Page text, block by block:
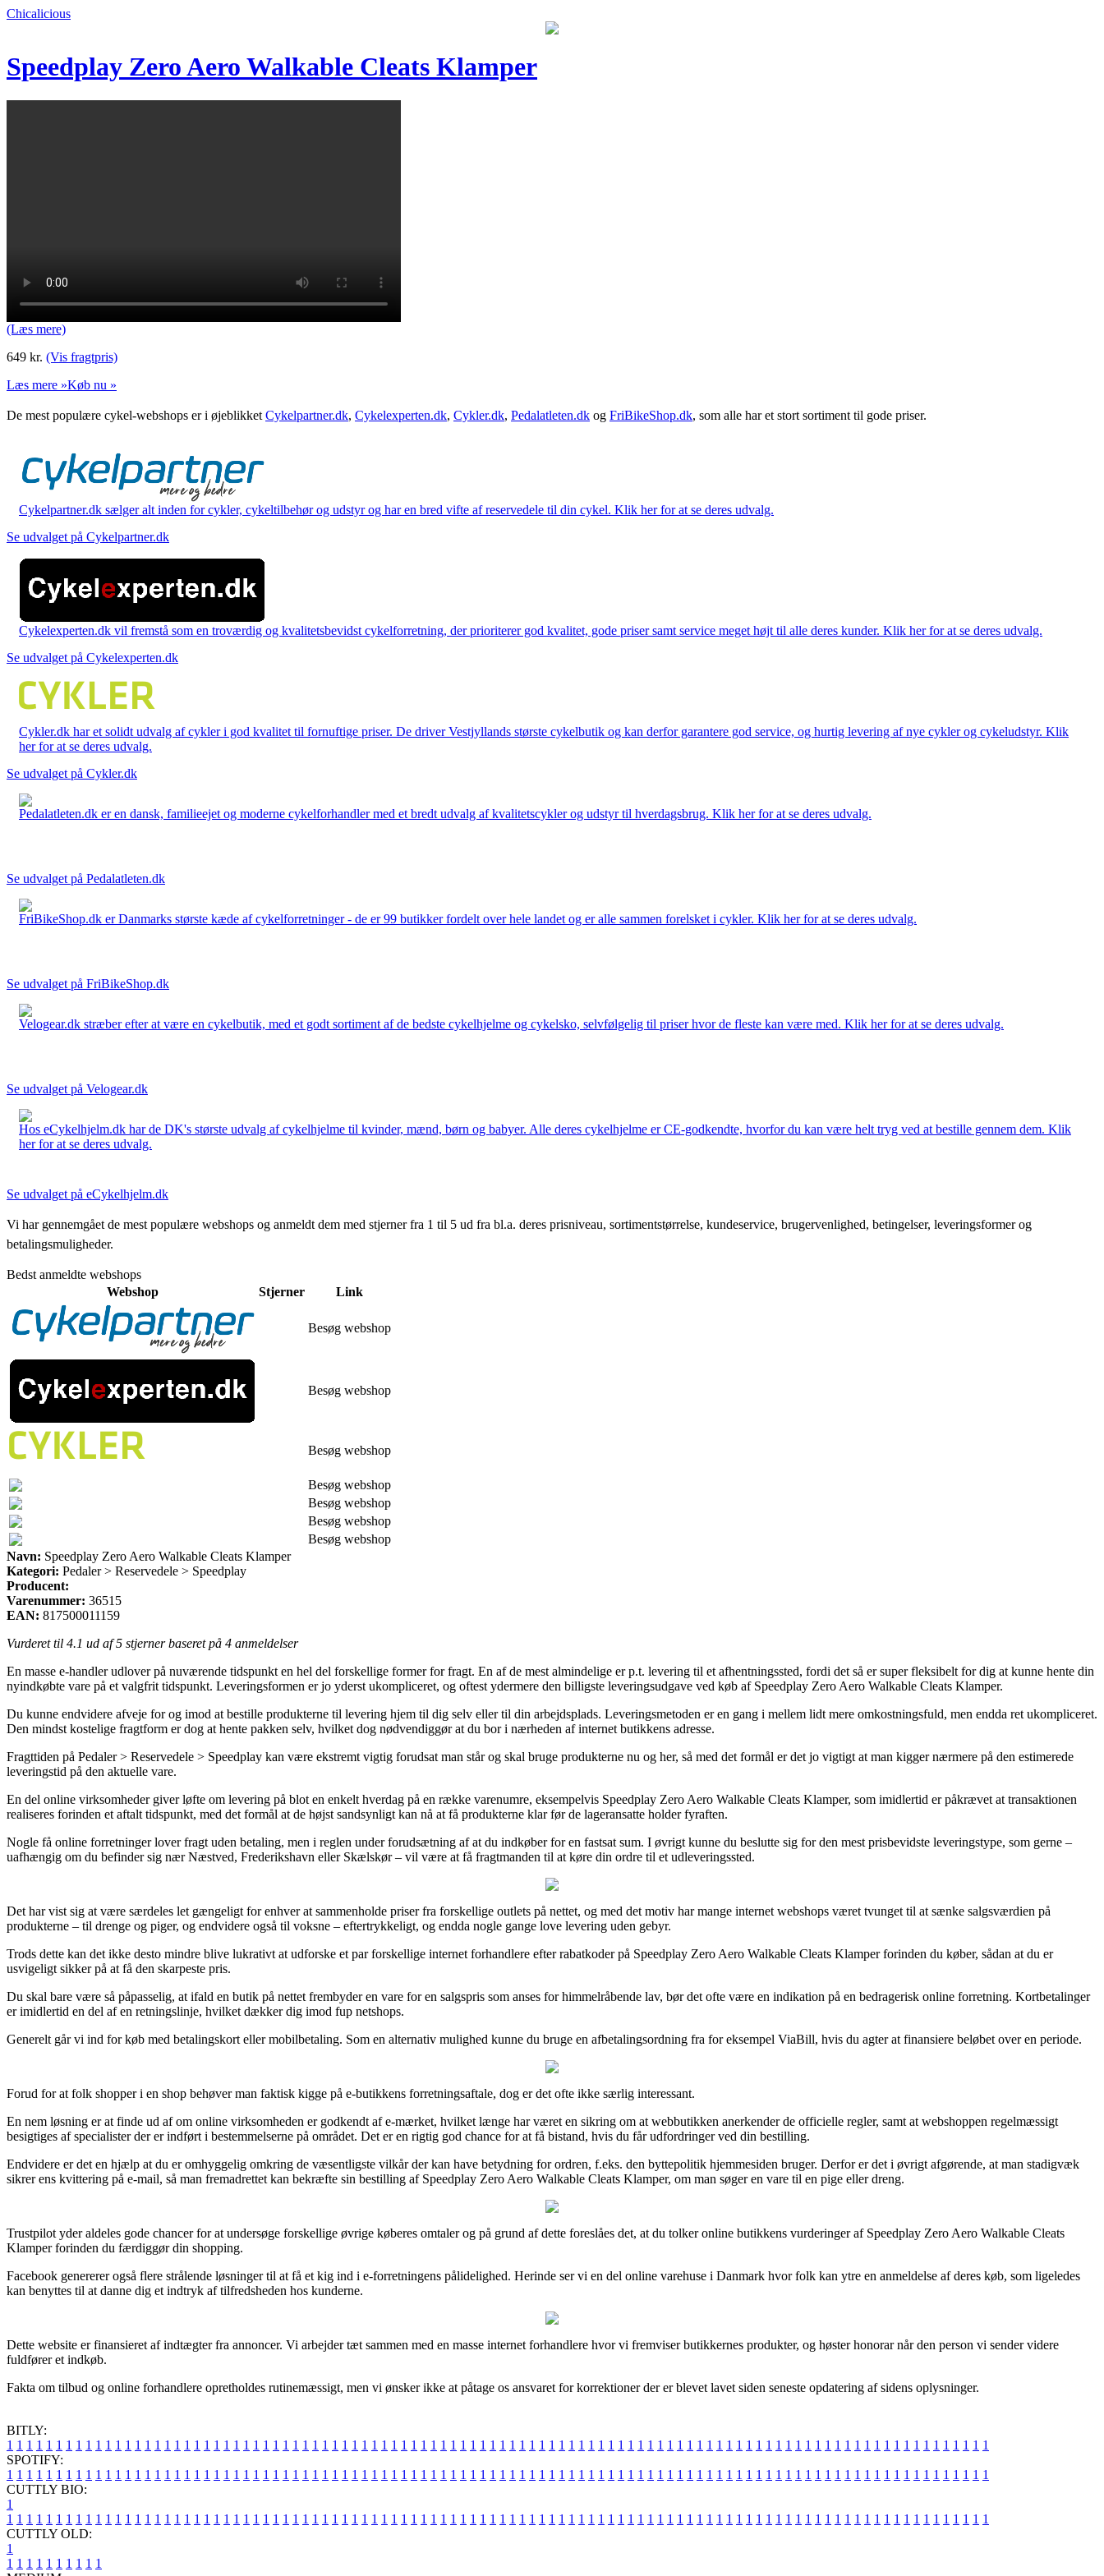
Chicalicious
Speedplay Zero Aero Walkable Cleats Klamper
(Læs mere)
649 kr. (Vis fragtpris)
Læs mere »Køb nu »
De mest populære cykel-webshops er i øjeblikket Cykelpartner.dk, Cykelexperten.dk, Cykler.dk, Pedalatleten.dk og FriBikeShop.dk, som alle har et stort sortiment til gode priser.
Cykelpartner.dk sælger alt inden for cykler, cykeltilbehør og udstyr og har en bred vifte af reservedele til din cykel. Klik her for at se deres udvalg.
Se udvalget på Cykelpartner.dk
Cykelexperten.dk vil fremstå som en troværdig og kvalitetsbevidst cykelforretning, der prioriterer god kvalitet, gode priser samt service meget højt til alle deres kunder. Klik her for at se deres udvalg.
Se udvalget på Cykelexperten.dk
Cykler.dk har et solidt udvalg af cykler i god kvalitet til fornuftige priser. De driver Vestjyllands største cykelbutik og kan derfor garantere god service, og hurtig levering af nye cykler og cykeludstyr. Klik
her for at se deres udvalg.
Se udvalget på Cykler.dk
Pedalatleten.dk er en dansk, familieejet og moderne cykelforhandler med et bredt udvalg af kvalitetscykler og udstyr til hverdagsbrug. Klik her for at se deres udvalg.
Se udvalget på Pedalatleten.dk
FriBikeShop.dk er Danmarks største kæde af cykelforretninger - de er 99 butikker fordelt over hele landet og er alle sammen forelsket i cykler. Klik her for at se deres udvalg.
Se udvalget på FriBikeShop.dk
Velogear.dk stræber efter at være en cykelbutik, med et godt sortiment af de bedste cykelhjelme og cykelsko, selvfølgelig til priser hvor de fleste kan være med. Klik her for at se deres udvalg.
Se udvalget på Velogear.dk
Hos eCykelhjelm.dk har de DK's største udvalg af cykelhjelme til kvinder, mænd, børn og babyer. Alle deres cykelhjelme er CE-godkendte, hvorfor du kan være helt tryg ved at bestille gennem dem. Klik
her for at se deres udvalg.
Se udvalget på eCykelhjelm.dk
Vi har gennemgået de mest populære webshops og anmeldt dem med stjerner fra 1 til 5 ud fra bl.a. deres prisniveau, sortimentstørrelse, kundeservice, brugervenlighed, betingelser, leveringsformer og
betalingsmuligheder.
Bedst anmeldte webshops
Webshop
Stjerner Link
Besøg webshop
Besøg webshop
Besøg webshop
Besøg webshop
Besøg webshop
Besøg webshop
Besøg webshop
Navn: Speedplay Zero Aero Walkable Cleats Klamper
Kategori: Pedaler > Reservedele > Speedplay
Producent:
Varenummer: 36515
EAN: 817500011159
Vurderet til 4.1 ud af 5 stjerner baseret på 4 anmeldelser
En masse e-handler udlover på nuværende tidspunkt en hel del forskellige former for fragt. En af de mest almindelige er p.t. levering til et afhentningssted, fordi det så er super fleksibelt for dig at kunne hente din
nyindkøbte vare på et valgfrit tidspunkt. Leveringsformen er jo yderst ukompliceret, og oftest ydermere den billigste leveringsudgave ved køb af Speedplay Zero Aero Walkable Cleats Klamper.
Du kunne endvidere afveje for og imod at bestille produkterne til levering hjem til dig selv eller til din arbejdsplads. Leveringsmetoden er en gang i mellem lidt mere omkostningsfuld, men endda ret ukompliceret.
Den mindst kostelige fragtform er dog at hente pakken selv, hvilket dog nødvendiggør at du bor i nærheden af internet butikkens adresse.
Fragttiden på Pedaler > Reservedele > Speedplay kan være ekstremt vigtig forudsat man står og skal bruge produkterne nu og her, så med det formål er det jo vigtigt at man kigger nærmere på den estimerede
leveringstid på den aktuelle vare.
En del online virksomheder giver løfte om levering på blot en enkelt hverdag på en række varenumre, eksempelvis Speedplay Zero Aero Walkable Cleats Klamper, som imidlertid er påkrævet at transaktionen
realiseres forinden et aftalt tidspunkt, med det formål at de højst sandsynligt kan nå at få produkterne klar før de lageransatte holder fyraften.
Nogle få online forretninger lover fragt uden betaling, men i reglen under forudsætning af at du indkøber for en fastsat sum. I øvrigt kunne du beslutte sig for den mest prisbevidste leveringstype, som gerne –
uafhængig om du befinder sig nær Næstved, Frederikshavn eller Skælskør – vil være at få fragtmanden til at køre din ordre til et udleveringssted.
Det har vist sig at være særdeles let gængeligt for enhver at sammenholde priser fra forskellige outlets på nettet, og med det motiv har mange internet webshops været tvunget til at sænke salgsværdien på
produkterne – til drenge og piger, og endvidere også til voksne – eftertrykkeligt, og endda nogle gange love levering uden gebyr.
Trods dette kan det ikke desto mindre blive lukrativt at udforske et par forskellige internet forhandlere efter rabatkoder på Speedplay Zero Aero Walkable Cleats Klamper forinden du køber, sådan at du er
usvigeligt sikker på at få den skarpeste pris.
Du skal bare være så påpasselig, at ifald en butik på nettet frembyder en vare for en salgspris som anses for himmelråbende lav, bør det ofte være en indikation på en bedragerisk online forretning. Kortbetalinger
er imidlertid en del af en retningslinje, hvilket dækker dig imod fup netshops.
Generelt går vi ind for køb med betalingskort eller mobilbetaling. Som en alternativ mulighed kunne du bruge en afbetalingsordning fra for eksempel ViaBill, hvis du agter at finansiere beløbet over en periode.
Forud for at folk shopper i en shop behøver man faktisk kigge på e-butikkens forretningsaftale, dog er det ofte ikke særlig interessant.
En nem løsning er at finde ud af om online virksomheden er godkendt af e-mærket, hvilket længe har været en sikring om at webbutikken anerkender de officielle regler, samt at webshoppen regelmæssigt
besigtiges af specialister der er indført i bestemmelserne på området. Det er en rigtig god chance for at få bistand, hvis du får udfordringer ved din bestilling.
Endvidere er det en hjælp at du er omhyggelig omkring de væsentligste vilkår der kan have betydning for ordren, f.eks. den byttepolitik hjemmesiden bruger. Derfor er det i øvrigt afgørende, at man stadigvæk
sikrer ens kvittering på e-mail, så man fremadrettet kan bekræfte sin bestilling af Speedplay Zero Aero Walkable Cleats Klamper, om man søger en vare til en pige eller dreng.
Trustpilot yder aldeles gode chancer for at undersøge forskellige øvrige køberes omtaler og på grund af dette foreslåes det, at du tolker online butikkens vurderinger af Speedplay Zero Aero Walkable Cleats
Klamper forinden du færdiggør din shopping.
Facebook genererer også flere strålende løsninger til at få et kig ind i e-forretningens pålidelighed. Herinde ser vi en del online varehuse i Danmark hvor folk kan ytre en anmeldelse af deres køb, som ligeledes
kan benyttes til at danne dig et indtryk af tilfredsheden hos kunderne.
Dette website er finansieret af indtægter fra annoncer. Vi arbejder tæt sammen med en masse internet forhandlere hvor vi fremviser butikkernes produkter, og høster honorar når den person vi sender videre
fuldfører et indkøb.
Fakta om tilbud og online forhandlere opretholdes rutinemæssigt, men vi ønsker ikke at påtage os ansvaret for korrektioner der er blevet lavet siden seneste opdatering af sidens oplysninger.
BITLY:
1 1 1 1 1 1 1 1 1 1 1 1 1 1 1 1 1 1 1 1 1 1 1 1 1 1 1 1 1 1 1 1 1 1 1 1 1 1 1 1 1 1 1 1 1 1 1 1 1 1 1 1 1 1 1 1 1 1 1 1 1 1 1 1 1 1 1 1 1 1 1 1 1 1 1 1 1 1 1 1 1 1 1 1 1 1 1 1 1 1 1 1 1 1 1 1 1 1 1 1
SPOTIFY:
1 1 1 1 1 1 1 1 1 1 1 1 1 1 1 1 1 1 1 1 1 1 1 1 1 1 1 1 1 1 1 1 1 1 1 1 1 1 1 1 1 1 1 1 1 1 1 1 1 1 1 1 1 1 1 1 1 1 1 1 1 1 1 1 1 1 1 1 1 1 1 1 1 1 1 1 1 1 1 1 1 1 1 1 1 1 1 1 1 1 1 1 1 1 1 1 1 1 1 1
CUTTLY BIO:
1
1 1 1 1 1 1 1 1 1 1 1 1 1 1 1 1 1 1 1 1 1 1 1 1 1 1 1 1 1 1 1 1 1 1 1 1 1 1 1 1 1 1 1 1 1 1 1 1 1 1 1 1 1 1 1 1 1 1 1 1 1 1 1 1 1 1 1 1 1 1 1 1 1 1 1 1 1 1 1 1 1 1 1 1 1 1 1 1 1 1 1 1 1 1 1 1 1 1 1 1
CUTTLY OLD:
1
1 1 1 1 1 1 1 1 1 1